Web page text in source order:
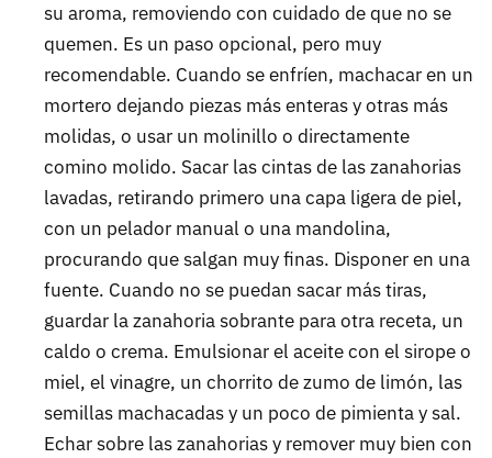
su aroma, removiendo con cuidado de que no se
quemen. Es un paso opcional, pero muy
recomendable. Cuando se enfríen, machacar en un
mortero dejando piezas más enteras y otras más
molidas, o usar un molinillo o directamente
comino molido. Sacar las cintas de las zanahorias
lavadas, retirando primero una capa ligera de piel,
con un pelador manual o una mandolina,
procurando que salgan muy finas. Disponer en una
fuente. Cuando no se puedan sacar más tiras,
guardar la zanahoria sobrante para otra receta, un
caldo o crema. Emulsionar el aceite con el sirope o
miel, el vinagre, un chorrito de zumo de limón, las
semillas machacadas y un poco de pimienta y sal.
Echar sobre las zanahorias y remover muy bien con